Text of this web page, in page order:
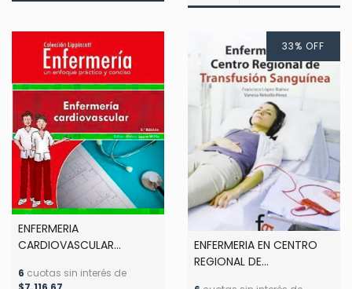
ENFERMERIA
CARDIOVASCULAR
Enfermería) - 3ra ed -
6 cuotas sin interés de
33% OFF
ENFERMERIA EN CENTRO
REGIONAL DE